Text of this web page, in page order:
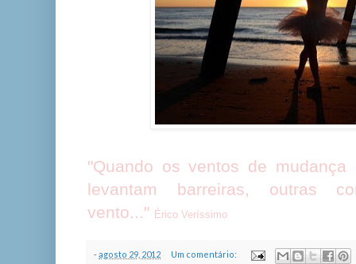
"Quando os ventos de mudança
levantam barreiras, outras
vento..." Érico Veríssimo
-agosto 29, 2012 Um comentário: